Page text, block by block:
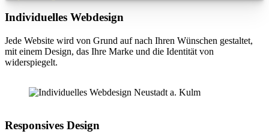
Individuelles Webdesign
Jede Website wird von Grund auf nach Ihren Wünschen gestaltet,
mit einem Design, das Ihre Marke und die Identität von
widerspiegelt.
Responsives Design